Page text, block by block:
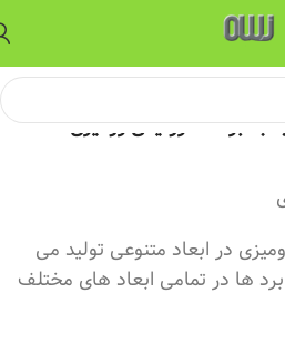
برد الکترونیکی رومیزی
در ابعاد متنوعی تولید می
ها در تمامی ابعاد های مختلف